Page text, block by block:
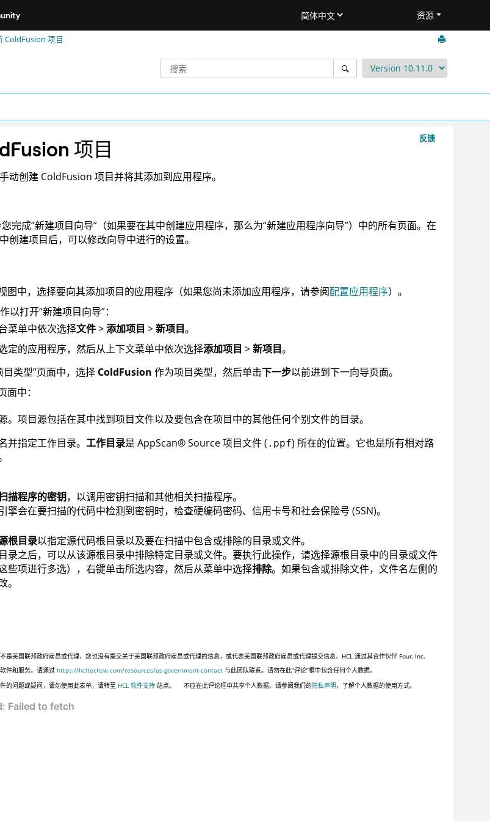
资源
ColdFusion 项目
反馈
项目
动创建 ColdFusion 项目并将其添加到应用程序。
完成“新建项目向导”（如果要在其中创建应用程序，那么为“新建应用程序向导”）中的所有页面。在
中创建项目后，可以修改向导中进行的设置。
图中，选择要向其添加项目的应用程序（如果您尚未添加应用程序，请参阅配置应用程序）。
以打开“新建项目向导”：
菜单中依次选择文件>添加项目 >新项目。
定的应用程序，然后从上下文菜单中依次选择添加项目 >新项目。
类型”页面中，选择 ColdFusion 作为项目类型，然后单击下一步以前进到下一向导页面。
面中：
。项目源包括在其中找到项目文件以及要包含在项目中的其他任何个别文件的目录。
并指定工作目录。 工作目录是 AppScan®Source项目文件 ( .ppf) 所在的位置。它也是所有相对路
描程序的密钥，以调用密钥扫描和其他相关扫描程序。
擎会在要扫描的代码中检测到密钥时，检查硬编码密码、信用卡号和社会保险号 (SSN)。
根目录以指定源代码根目录以及要在扫描中包含或排除的目录或文件。
录之后，可以从该源根目录中排除特定目录或文件。要执行此操作，请选择源根目录中的目录或文件
这些项进行多选），右键单击所选内容，然后从菜单中选择排除。如果包含或排除文件，文件名左侧的
。
是美国联邦政府雇员或代理，您也没有提交关于美国联邦政府雇员或代理的信息，或代表美国联邦政府雇员或代理提交信息。HCL 通过其合作伙伴 Four, Inc.
件和服务。请通过https://hcltechsw.com/resources/us-government-contact 与此团队联系。请勿在此“评论”框中包含任何个人数据。
的问题或疑问，请勿使用此表单。请转至 HCL 软件支持 站点。 不应在此评论框中共享个人数据。请参阅我们的隐私声明，了解个人数据的使用方式。